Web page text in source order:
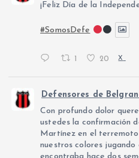
¡Feliz Día de la
#SomosDefe
1 20 X
Defensores de
Con profundo dolor
ustedes la confirmación
Martínez en el
nuestros colores jugando